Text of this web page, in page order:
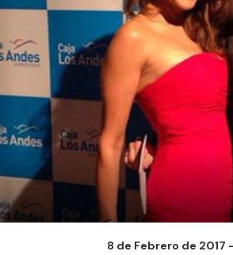
8 de Febrero de 2017